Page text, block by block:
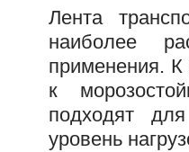
Лента
наиболее
применения.
к
подходят
уровень